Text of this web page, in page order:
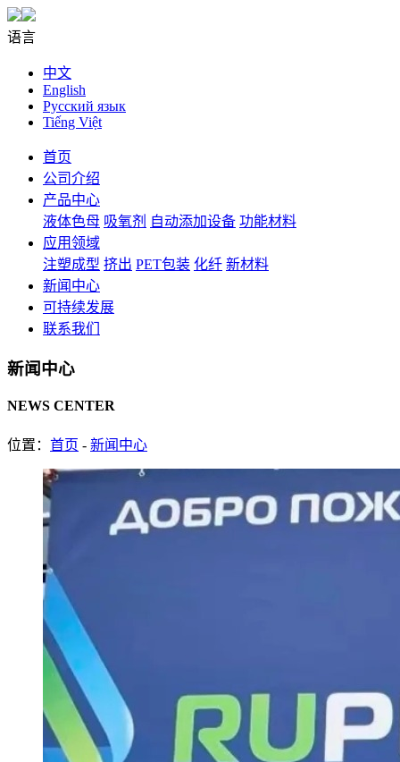
语言
中文
English
Русский язык
Tiếng Việt
首页
公司介绍
产品中心
液体色母 吸氧剂 自动添加设备 功能材料
应用领域
注塑成型 挤出 PET包装 化纤 新材料
新闻中心
可持续发展
联系我们
新闻中心
NEWS CENTER
位置： 首页 - 新闻中心